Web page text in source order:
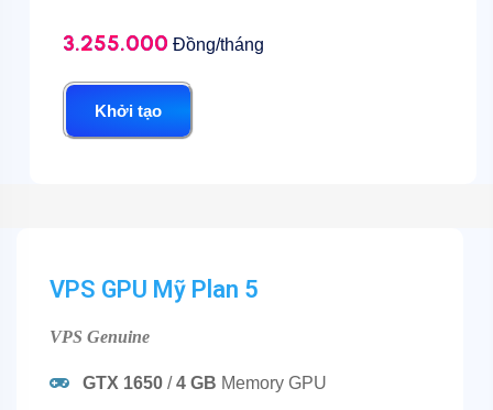
Khởi tạo
3.255.000 Đồng/tháng
VPS GPU Mỹ Plan 5
VPS Genuine
GTX 1650/4 GB Memory GPU